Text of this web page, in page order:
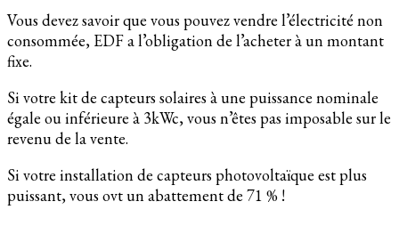
Vous devez savoir que vous pouvez vendre l’électricité non
consommée, EDF a l’obligation de l’acheter à un montant
fixe.
Si votre kit de capteurs solaires à une puissance nominale
égale ou inférieure à 3kWc, vous n’êtes pas imposable sur le
revenu de la vente.
Si votre installation de capteurs photovoltaïque est plus
puissant, vous ovt un abattement de 71 % !